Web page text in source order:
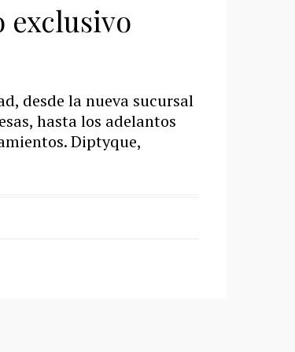
exclusivo
desde la nueva sucursal
hasta los adelantos
Diptyque,